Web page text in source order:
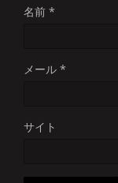
名前 *
メール *
サイト